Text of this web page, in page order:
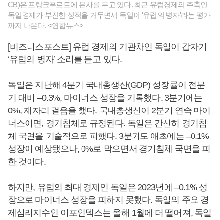
CB)은 프랑크푸르트에 본사를 두고 있다. 최근 유럽경제의 주축인
독일경제가 부진한 성적을 거두면서 독일이 '유럽의 병자'라는 평가
까지 나온다. <연합뉴스>
[비즈니스포스트] 유럽 경제의 기관차인 독일이 갑자기
‘유럽의 병자’ 소리를 듣고 있다.
독일은 지난해 4분기 국내총생산(GDP) 성장률이 전분
기 대비 –0.3%, 마이너스 성장을 기록했다. 3분기에는
0%, 제자리 걸음을 했다. 국내총생산이 2분기 연속 마이
너스이면, 경기침체로 규정된다. 독일은 간신히 경기침
체 국면을 기술적으로 피했다. 3분기도 애초에는 –0.1%
성장이 예상됐으나, 0%로 막으면서 경기침체 국면을 피
한 것이다.
하지만, 유럽의 최대 경제인 독일은 2023년에 –0.1% 성
장으로 마이너스 성장을 피하지 못했다. 독일의 주요 경
제심리지수인 이포인덱스는 올해 1월에 더 떨어져, 독일